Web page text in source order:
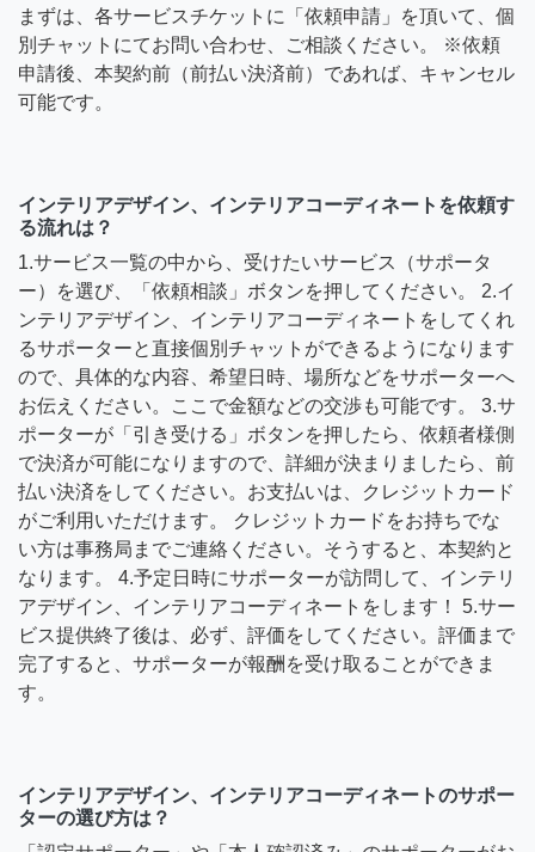
まずは、各サービスチケットに「依頼申請」を頂いて、個
別チャットにてお問い合わせ、ご相談ください。 ※依頼
申請後、本契約前（前払い決済前）であれば、キャンセル
可能です。
インテリアデザイン、インテリアコーディネートを依頼す
る流れは？
1.サービス一覧の中から、受けたいサービス（サポータ
ー）を選び、「依頼相談」ボタンを押してください。 2.イ
ンテリアデザイン、インテリアコーディネートをしてくれ
るサポーターと直接個別チャットができるようになります
ので、具体的な内容、希望日時、場所などをサポーターへ
お伝えください。ここで金額などの交渉も可能です。 3.サ
ポーターが「引き受ける」ボタンを押したら、依頼者様側
で決済が可能になりますので、詳細が決まりましたら、前
払い決済をしてください。お支払いは、クレジットカード
がご利用いただけます。 クレジットカードをお持ちでな
い方は事務局までご連絡ください。そうすると、本契約と
なります。 4.予定日時にサポーターが訪問して、インテリ
アデザイン、インテリアコーディネートをします！ 5.サー
ビス提供終了後は、必ず、評価をしてください。評価まで
完了すると、サポーターが報酬を受け取ることができま
す。
インテリアデザイン、インテリアコーディネートのサポー
ターの選び方は？